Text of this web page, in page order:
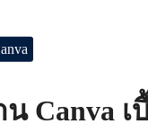
Canva เ